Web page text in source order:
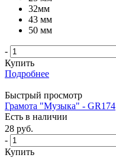
32мм
43 мм
50 мм
-
Купить
Подробнее
Быстрый просмотр
Грамота "Музыка" - GR174
Есть в наличии
28 руб.
-
Купить